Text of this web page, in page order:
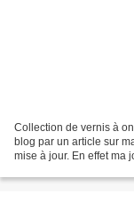
Collection de vernis à ongles KIKO Il y a presque un
blog par un article sur
mise à jour. En effet ma